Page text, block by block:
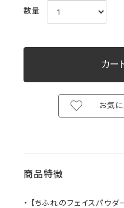
数量
お気
商品特徴
【ちふれのフェイスパウダ